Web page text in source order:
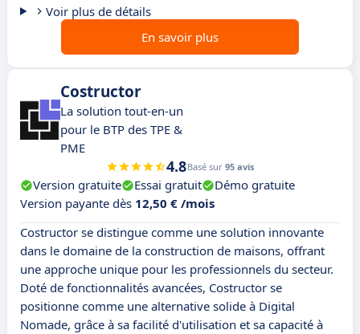
Voir plus de détails
En savoir plus
Costructor
La solution tout-en-un
pour le BTP des TPE &
PME
4.8Basé sur 95 avis
Version gratuite Essai gratuit
Démo gratuite
Version payante dès 12,50 € /mois
Costructor se distingue comme une solution innovante
dans le domaine de la construction de maisons, offrant
une approche unique pour les professionnels du secteur.
Doté de fonctionnalités avancées, Costructor se
positionne comme une alternative solide à Digital
Nomade, grâce à sa facilité d'utilisation et sa capacité à